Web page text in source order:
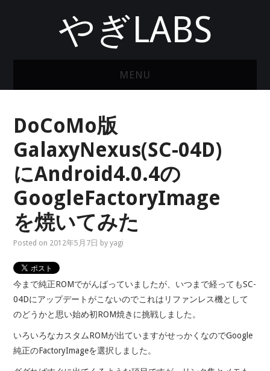
やぎLABS
MENU
DoCoMo版
GalaxyNexus(SC-04D)
にAndroid4.0.4の
GoogleFactoryImage
を焼いてみた
Posted on 2012年5月7日 byyagi
今まで純正ROMでがんばっていましたが、いつまで経ってもSC-
04Dにアップデートがこないのでこれはリファンレス機として
のどうかと思い始め初ROM焼きに挑戦しました。
いろいろなカスタムROMが出ていますがせっかくなのでGoogle
純正のFactoryImageを選択しました。